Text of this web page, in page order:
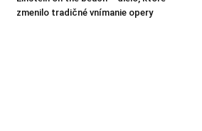
zmenilo tradičné vnímanie opery